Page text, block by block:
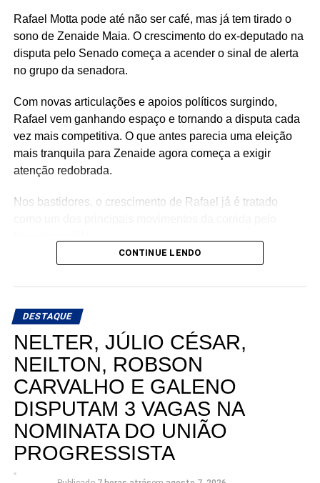
Rafael Motta pode até não ser café, mas já tem tirado o
sono de Zenaide Maia. O crescimento do ex-deputado na
disputa pelo Senado começa a acender o sinal de alerta
no grupo da senadora.
Com novas articulações e apoios políticos surgindo,
Rafael vem ganhando espaço e tornando a disputa cada
vez mais competitiva. O que antes parecia uma eleição
mais tranquila para Zenaide agora começa a exigir
atenção redobrada.
Nos bastidores, o crescimento de Rafael já é tratado
CONTINUE LENDO
DESTAQUE
NELTER, JÚLIO CÉSAR,
NEILTON, ROBSON
CARVALHO E GALENO
DISPUTAM 3 VAGAS NA
NOMINATA DO UNIÃO
PROGRESSISTA